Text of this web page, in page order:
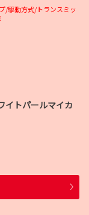
/駆動方式/トランスミッ
イトパールマイカ